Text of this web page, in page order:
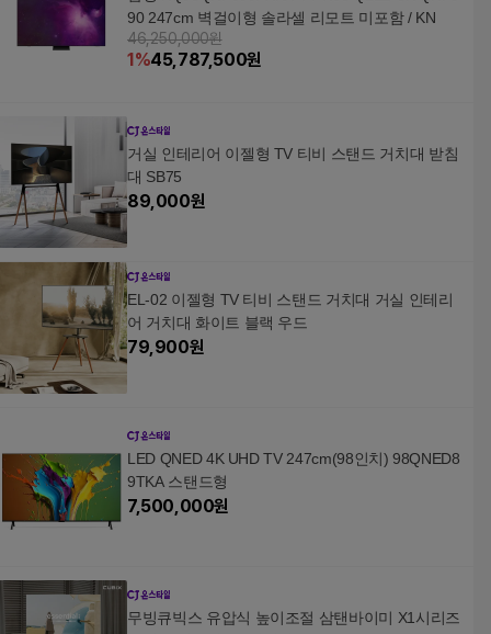
90 247cm 벽걸이형 솔라셀 리모트 미포함 / KN
46,250,000원
1%45,787,500원
거실 인테리어 이젤형 TV 티비 스탠드 거치대 받침
대 SB75
89,000원
EL-02 이젤형 TV 티비 스탠드 거치대 거실 인테리
어 거치대 화이트 블랙 우드
79,900원
LED QNED 4K UHD TV 247cm(98인치) 98QNED8
9TKA 스탠드형
7,500,000원
무빙큐빅스 유압식 높이조절 삼탠바이미 X1시리즈